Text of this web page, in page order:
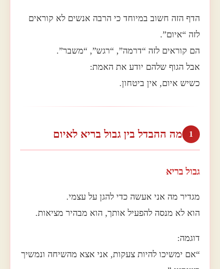
הדף הזה חשוב במיוחד כי הרבה אנשים לא קוראים
לזה “איום”.
הם קוראים לזה “דרמה”, “רגש”, “משבר”.
אבל הגוף שלהם יודע את האמת:
כשיש איום, אין ביטחון.
1 מה ההבדל בין גבול בריא לאיום
גבול בריא
מגדיר מה אני אעשה כדי להגן על עצמי.
הוא לא מנסה להפעיל אותך, הוא מבהיר מציאות.
דוגמה:
“אם ימשיכו להיות צעקות, אני אצא מהשיחה ונמשיך